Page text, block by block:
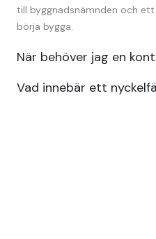
till byggnadsnämnden och
börja bygga.
När behöver jag en
Vad innebär ett